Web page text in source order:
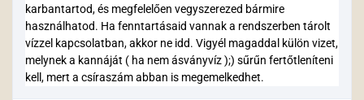
karbantartod, és megfelelően vegyszerezed bármire
használhatod. Ha fenntartásaid vannak a rendszerben tárolt
vízzel kapcsolatban, akkor ne idd. Vigyél magaddal külön vizet,
melynek a kannáját ( ha nem ásványvíz );) sűrűn fertőtleníteni
kell, mert a csíraszám abban is megemelkedhet.